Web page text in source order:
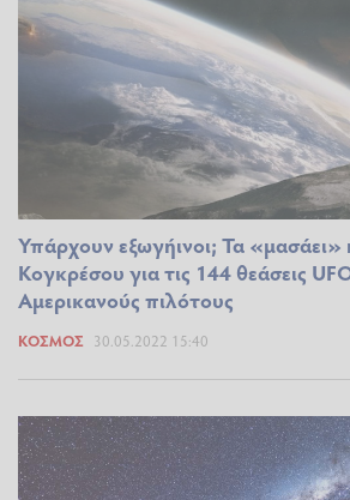
Υπάρχουν εξωγήινοι; Τα
Κογκρέσου για τις 144 θεάσεις
Αμερικανούς πιλότους
ΚΌΣΜΟΣ 30.05.2022 15:40